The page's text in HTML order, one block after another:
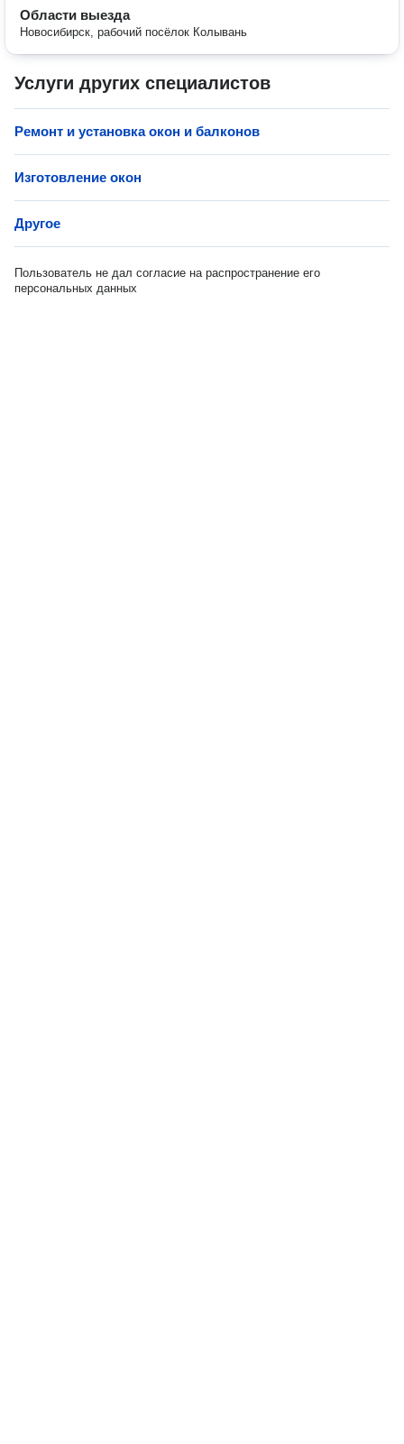
Области выезда
Новосибирск, рабочий посёлок Колывань
Услуги других специалистов
Ремонт и установка окон и балконов
Изготовление окон
Другое
Пользователь не дал согласие на распространение его
персональных данных